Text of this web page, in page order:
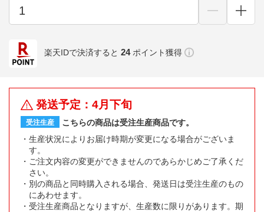
楽天IDで決済すると 24 ポイント獲得
発送予定：4月下旬
受注生産
こちらの商品は受注生産商品です。
生産状況によりお届け時期が変更になる場合がございま
す。
ご注文内容の変更ができませんのであらかじめご了承くだ
さい。
別の商品と同時購入される場合、発送日は受注生産のもの
にあわせます。
受注生産商品となりますが、生産数に限りがあります。期